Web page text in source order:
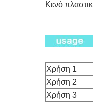
Κενό
Χρήση 1
Χρήση 2
Χρήση 3